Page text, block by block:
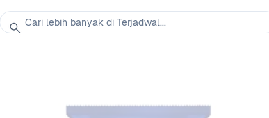
Cari lebih banyak di Terjadwal...